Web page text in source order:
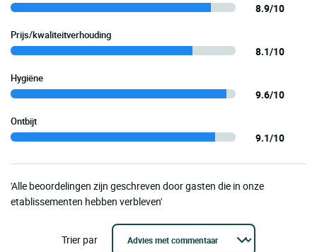
8.9/10
Prijs/kwaliteitverhouding
8.1/10
Hygiëne
9.6/10
Ontbijt
9.1/10
'Alle beoordelingen zijn geschreven door gasten die in onze
etablissementen hebben verbleven'
Trier par